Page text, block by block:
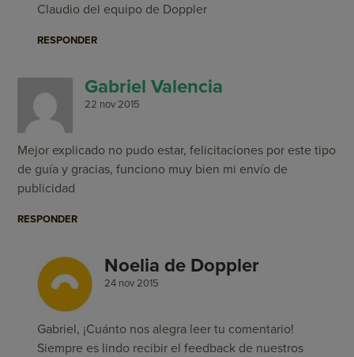
Claudio del equipo de Doppler
RESPONDER
Gabriel Valencia
22 nov 2015
Mejor explicado no pudo estar, felicitaciones por este tipo
de guía y gracias, funciono muy bien mi envío de
publicidad
RESPONDER
Noelia de Doppler
24 nov 2015
Gabriel, ¡Cuánto nos alegra leer tu comentario!
Siempre es lindo recibir el feedback de nuestros